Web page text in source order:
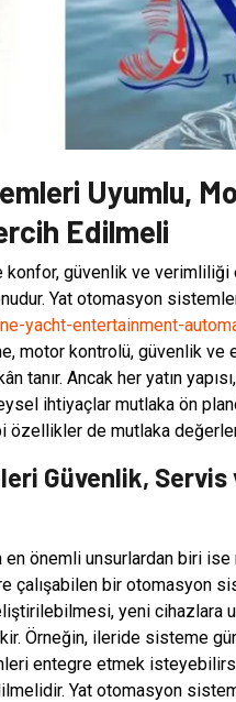
Uyumlu,
Edilmeli
güvenlik ve verimliliği
Yat otomasyon
yacht-entertainment-
motor kontrolü, güvenlik
tanır. Ancak her yatın
ihtiyaçlar mutlaka ön
özellikler de mutlaka
Güvenlik,
önemli unsurlardan biri
çalışabilen bir otomasyon
yeni cihazlara
Örneğin, ileride sisteme
entegre etmek
Yat otomasyon